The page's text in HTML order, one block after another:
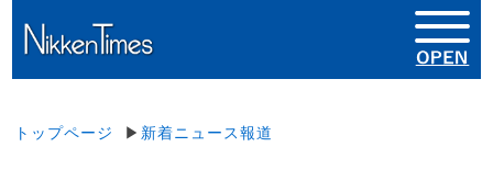
トップページ ▶ 新着ニュース報道